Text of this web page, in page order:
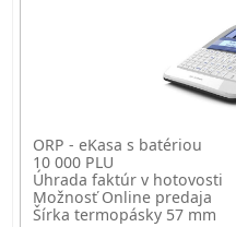
ORP - eKasa s batériou
10 000 PLU
Úhrada faktúr v hotovosti
Možnosť Online predaja
Šírka termopásky 57 mm